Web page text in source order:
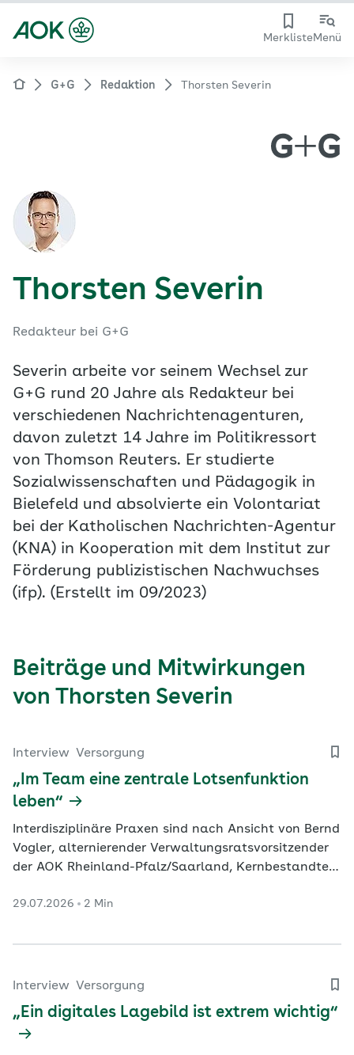
MerklisteMenü
G+G Redaktion Thorsten Severin
Thorsten Severin
Redakteur bei G+G
Severin arbeite vor seinem Wechsel zur
G+G rund 20 Jahre als Redakteur bei
verschiedenen Nachrichtenagenturen,
davon zuletzt 14 Jahre im Politikressort
von Thomson Reuters. Er studierte
Sozialwissenschaften und Pädagogik in
Bielefeld und absolvierte ein Volontariat
bei der Katholischen Nachrichten-Agentur
(KNA) in Kooperation mit dem Institut zur
Förderung publizistischen Nachwuchses
(ifp). (Erstellt im 09/2023)
Beiträge und Mitwirkungen
von Thorsten Severin
Interview Versorgung
„Im Team eine zentrale Lotsenfunktion
leben“
Interdisziplinäre Praxen sind nach Ansicht von Bernd
Vogler, alternierender Verwaltungsratsvorsitzender
der AOK Rheinland-Pfalz/Saarland, Kernbestandteil
29.07.2026 2 Min
Interview Versorgung
„Ein digitales Lagebild ist extrem wichtig“